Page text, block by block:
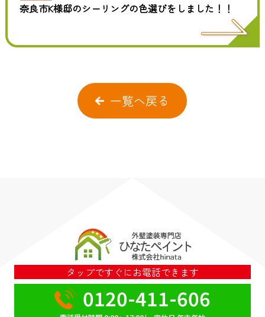
奈良市K様邸のシーリングの色選びをしました！！
一覧へ戻る
タップですぐにお電話できます
0120-411-606